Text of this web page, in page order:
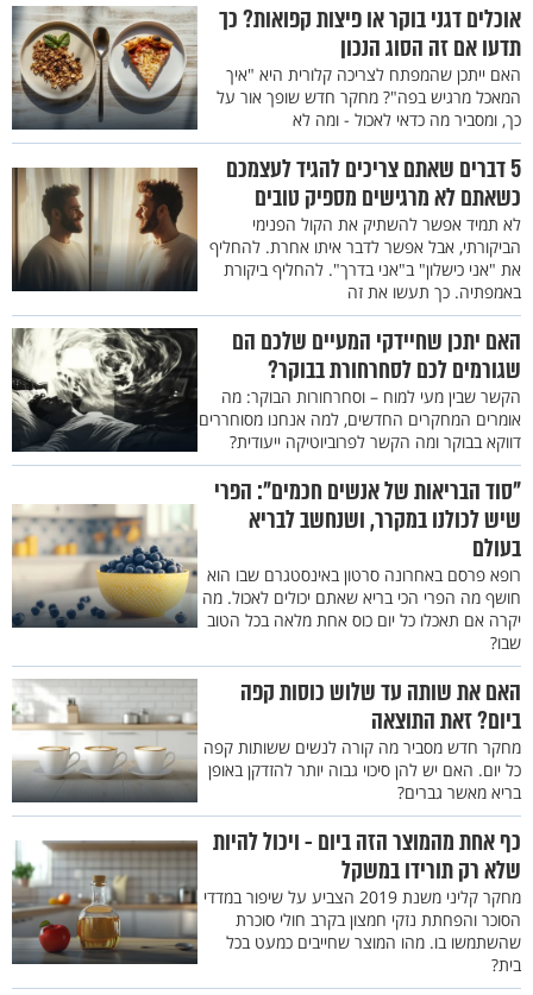
אוכלים דגני בוקר או פיצות קפואות? כך
תדעו אם זה הסוג הנכון
האם ייתכן שהמפתח לצריכה קלורית היא "איך
המאכל מרגיש בפה"? מחקר חדש שופך אור על
כך, ומסביר מה כדאי לאכול - ומה לא
5 דברים שאתם צריכים להגיד לעצמכם
כשאתם לא מרגישים מספיק טובים
לא תמיד אפשר להשתיק את הקול הפנימי
הביקורתי, אבל אפשר לדבר איתו אחרת. להחליף
את "אני כישלון" ב"אני בדרך". להחליף ביקורת
באמפתיה. כך תעשו את זה
האם יתכן שחיידקי המעיים שלכם הם
שגורמים לכם לסחרחורת בבוקר?
הקשר שבין מעי למוח – וסחרחורות הבוקר: מה
אומרים המחקרים החדשים, למה אנחנו מסוחררים
דווקא בבוקר ומה הקשר לפרוביוטיקה ייעודית?
"סוד הבריאות של אנשים חכמים": הפרי
שיש לכולנו במקרר, ושנחשב לבריא
בעולם
רופא פרסם באחרונה סרטון באינסטגרם שבו הוא
חושף מה הפרי הכי בריא שאתם יכולים לאכול. מה
יקרה אם תאכלו כל יום כוס אחת מלאה בכל הטוב
שבו?
האם את שותה עד שלוש כוסות קפה
ביום? זאת התוצאה
מחקר חדש מסביר מה קורה לנשים ששותות קפה
כל יום. האם יש להן סיכוי גבוה יותר להזדקן באופן
בריא מאשר גברים?
כף אחת מהמוצר הזה ביום - ויכול להיות
שלא רק תורידו במשקל
מחקר קליני משנת 2019 הצביע על שיפור במדדי
הסוכר והפחתת נזקי חמצון בקרב חולי סוכרת
שהשתמשו בו. מהו המוצר שחייבים כמעט בכל
בית?